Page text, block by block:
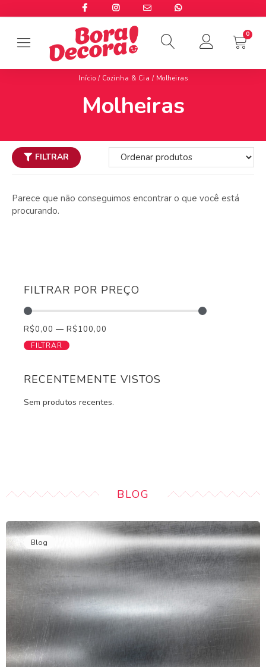
Início / Cozinha & Cia / Molheiras
Molheiras
FILTRAR POR PREÇO
R$0,00 — R$100,00
FILTRAR
RECENTEMENTE VISTOS
Sem produtos recentes.
FILTRAR
Parece que não conseguimos encontrar o que você está
procurando.
BLOG
Blog